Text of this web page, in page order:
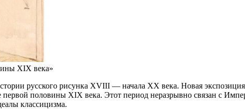
XIX века»
русского рисунка XVIII — начала ХХ века. Новая
половины XIX века. Этот период неразрывно связан с
классицизма.